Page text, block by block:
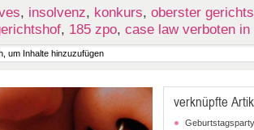
, insolvenz, konkurs, oberster
, 185 zpo, case law verboten
verknüpfte